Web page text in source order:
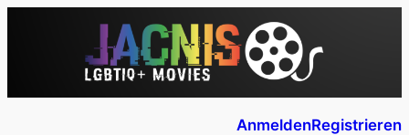
AnmeldenRegistrieren